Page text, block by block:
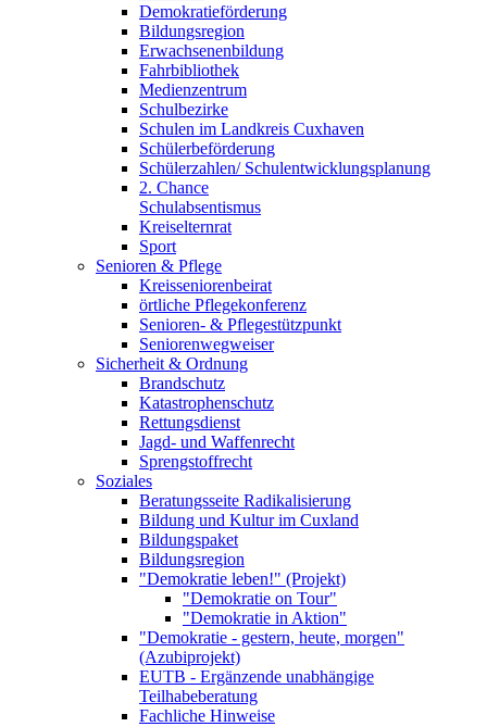
Demokratieförderung
Bildungsregion
Erwachsenenbildung
Fahrbibliothek
Medienzentrum
Schulbezirke
Schulen im Landkreis Cuxhaven
Schülerbeförderung
Schülerzahlen/ Schulentwicklungsplanung
2. Chance
Schulabsentismus
Kreiselternrat
Sport
Senioren & Pflege
Kreisseniorenbeirat
örtliche Pflegekonferenz
Senioren- & Pflegestützpunkt
Seniorenwegweiser
Sicherheit & Ordnung
Brandschutz
Katastrophenschutz
Rettungsdienst
Jagd- und Waffenrecht
Sprengstoffrecht
Soziales
Beratungsseite Radikalisierung
Bildung und Kultur im Cuxland
Bildungspaket
Bildungsregion
"Demokratie leben!" (Projekt)
"Demokratie on Tour"
"Demokratie in Aktion"
"Demokratie - gestern, heute, morgen"
(Azubiprojekt)
EUTB - Ergänzende unabhängige
Teilhabeberatung
Fachliche Hinweise